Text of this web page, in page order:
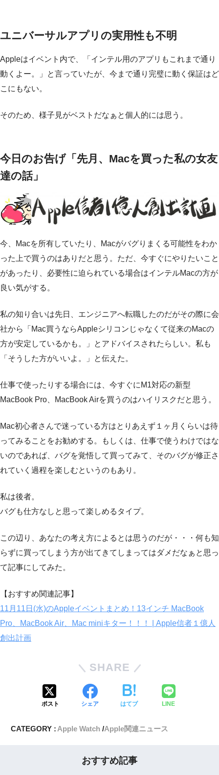
ユニバーサルアプリの実用性も不明
Appleはイベント内で、「インテル用のアプリもこれまで通り
動くよー。」と言っていたが、今まで通り完璧に動く保証はど
こにもない。
そのため、様子見がベストだなぁと個人的には思う。
今日のお告げ「先月、Macを買った私の女友
達の話」
今、Macを所有していたり、Macがバグりまくる可能性をわか
った上で買うのはありだと思う。ただ、今すぐにやりたいこと
があったり、必要性に迫られている場合はインテルMacの方が
良い気がする。
私の知り合いは先日、エンジニアへ転職したのだがその際に会
社から「Mac買うならAppleシリコンじゃなくて従来のMacの
方が安定しているかも。」とアドバイスされたらしい。私も
「そうした方がいいよ。」と伝えた。
仕事で使ったりする場合には、今すぐにM1対応の新型
MacBook Pro、MacBook Airを買うのはハイリスクだと思う。
Mac初心者さんで迷っている方はとりあえず１ヶ月くらいは待
ってみることをお勧めする。もしくは、仕事で使うわけではな
いのであれば、バグを覚悟して買ってみて、そのバグが修正さ
れていく過程を楽しむというのもあり。
私は後者。
バグも仕方なしと思って楽しめるタイプ。
この辺り、あなたの考え方によるとは思うのだが・・・何も知
らずに買ってしまう方が出てきてしまってはダメだなぁと思っ
て記事にしてみた。
【おすすめ関連記事】
11月11日(水)のAppleイベントまとめ！13インチ MacBook
Pro、MacBook Air、Mac miniキター！！！ | Apple信者１億人
創出計画
SHARE
ポスト シェア はてブ LINE
CATEGORY :Apple Watch Apple関連ニュース
おすすめ記事